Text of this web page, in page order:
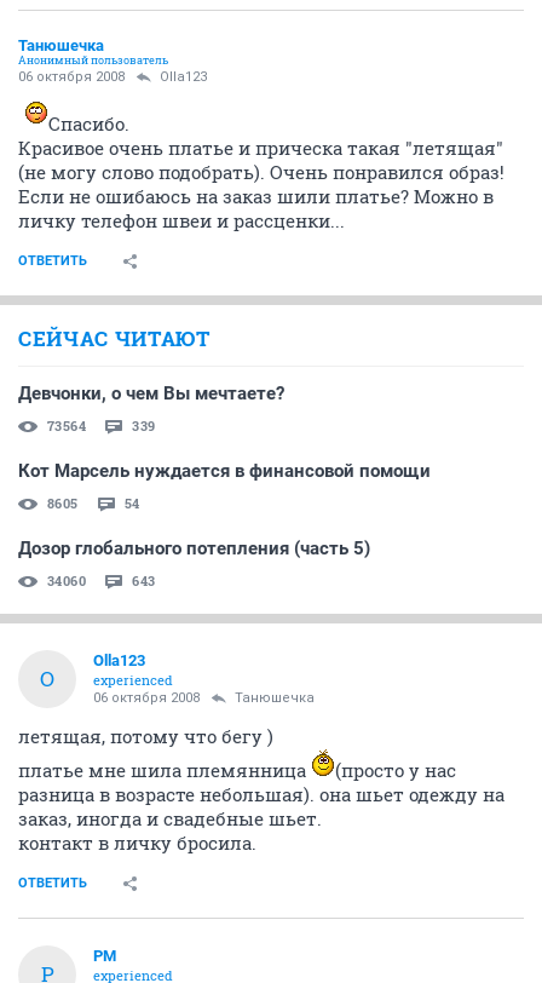
Танюшечка
Анонимный пользователь
06 октября 2008 Olla123
Спасибо.
Красивое очень платье и прическа такая "летящая"
(не могу слово подобрать). Очень понравился образ!
Если не ошибаюсь на заказ шили платье? Можно в
личку телефон швеи и рассценки...
ОТВЕТИТЬ
СЕЙЧАС ЧИТАЮТ
Девчонки, о чем Вы мечтаете?
73564 339
Кот Марсель нуждается в финансовой помощи
8605 54
Дозор глобального потепления (часть 5)
34060 643
O
Olla123
experienced
06 октября 2008 Танюшечка
летящая, потому что бегу )
платье мне шила племянница
(просто у нас
разница в возрасте небольшая). она шьет одежду на
заказ, иногда и свадебные шьет.
контакт в личку бросила.
ОТВЕТИТЬ
P
PM
experienced